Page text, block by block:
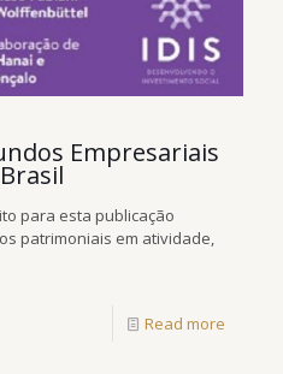
Empresariais
para esta publicação
patrimoniais em atividade,
Read more